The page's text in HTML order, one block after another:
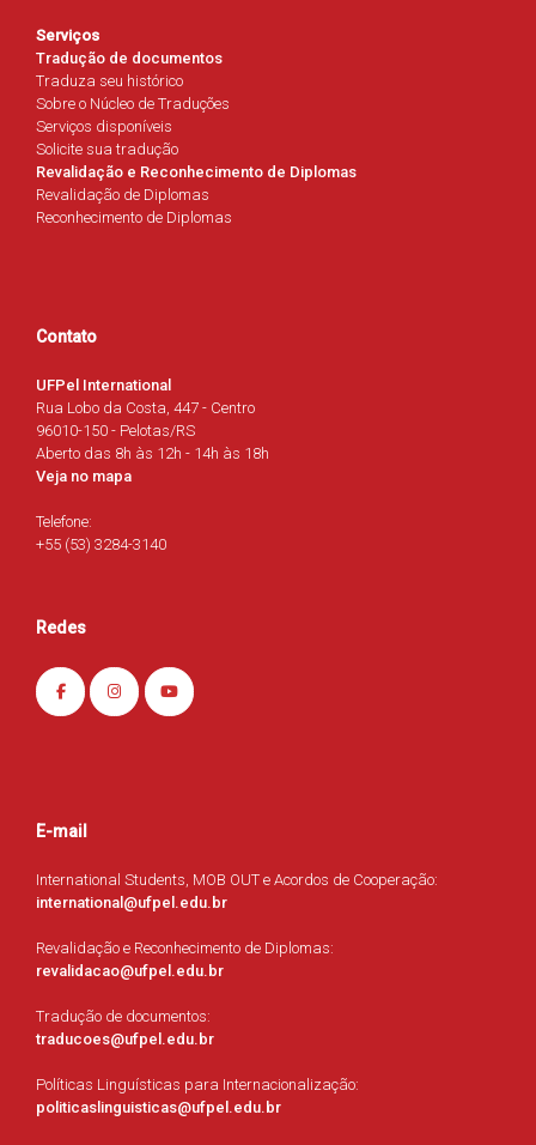
Serviços
Tradução de documentos
Traduza seu histórico
Sobre o Núcleo de Traduções
Serviços disponíveis
Solicite sua tradução
Revalidação e Reconhecimento de Diplomas
Revalidação de Diplomas
Reconhecimento de Diplomas
Contato
UFPel International
Rua Lobo da Costa, 447 - Centro
96010-150 - Pelotas/RS
Aberto das 8h às 12h - 14h às 18h
Veja no mapa
Telefone:
+55 (53) 3284-3140
Redes
E-mail
International Students, MOB OUT e Acordos de Cooperação:
international@ufpel.edu.br
Revalidação e Reconhecimento de Diplomas:
revalidacao@ufpel.edu.br
Tradução de documentos:
traducoes@ufpel.edu.br
Políticas Linguísticas para Internacionalização:
politicaslinguisticas@ufpel.edu.br